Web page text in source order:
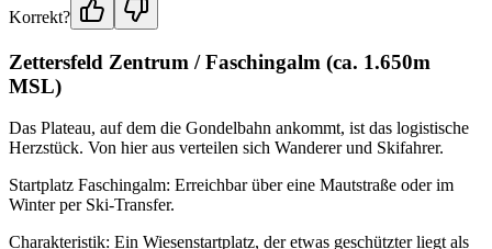
Korrekt?
Zettersfeld Zentrum / Faschingalm (ca. 1.650m
MSL)
Das Plateau, auf dem die Gondelbahn ankommt, ist das logistische
Herzstück. Von hier aus verteilen sich Wanderer und Skifahrer.
Startplatz Faschingalm: Erreichbar über eine Mautstraße oder im
Winter per Ski-Transfer.
Charakteristik: Ein Wiesenstartplatz, der etwas geschützter liegt als